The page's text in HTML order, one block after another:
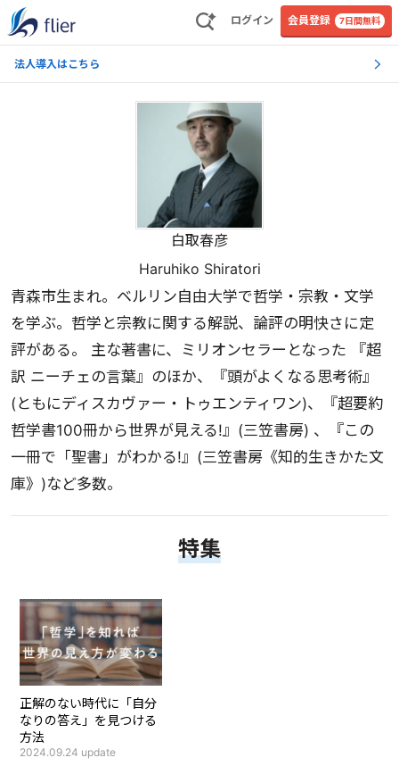
ログイン 会員登録 7日間無料
法人導入はこちら
白取春彦
Haruhiko Shiratori
青森市生まれ。ベルリン自由大学で哲学・宗教・文学
を学ぶ。哲学と宗教に関する解説、論評の明快さに定
評がある。 主な著書に、ミリオンセラーとなった 『超
訳 ニーチェの言葉』のほか、『頭がよくなる思考術』
(ともにディスカヴァー・トゥエンティワン)、『超要約
哲学書100冊から世界が見える!』(三笠書房) 、『この
一冊で「聖書」がわかる!』(三笠書房《知的生きかた文
庫》)など多数。
特集
正解のない時代に「自分
なりの答え」を見つける
方法
2024.09.24 update